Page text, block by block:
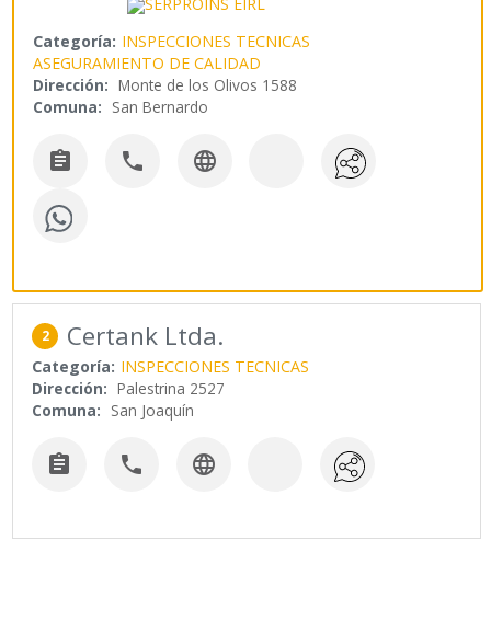
Categoría: INSPECCIONES TECNICAS
ASEGURAMIENTO DE CALIDAD
Dirección: Monte de los Olivos 1588
Comuna: San Bernardo
  
2 Certank Ltda.
Categoría: INSPECCIONES TECNICAS
Dirección: Palestrina 2527
Comuna: San Joaquín
  